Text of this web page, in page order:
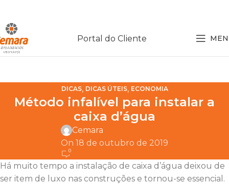
Portal do Cliente
DICAS, DICAS ÚTEIS, ECONOMIA
Método infalível para instalar a
caixa d’água
Cemara
On 18 de outubro de 2019
0
Há muito tempo a instalação de caixa d’água deixou de
ser item de luxo nas construções e tornou-se essencial.